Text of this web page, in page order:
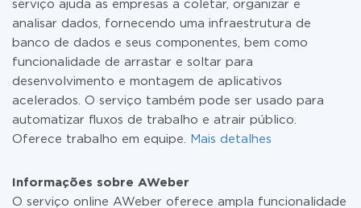
serviço ajuda as empresas a coletar, organizar e
analisar dados, fornecendo uma infraestrutura de
banco de dados e seus componentes, bem como
funcionalidade de arrastar e soltar para
desenvolvimento e montagem de aplicativos
acelerados. O serviço também pode ser usado para
automatizar fluxos de trabalho e atrair público.
Oferece trabalho em equipe.
Mais detalhes
Informações sobre AWeber
O serviço online AWeber oferece ampla funcionalidade